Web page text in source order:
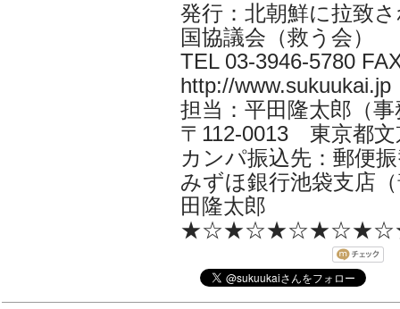
発行：北朝鮮に拉致
国協議会（救う会）
TEL 03-3946-5780
http://www.sukuukai.jp
担当：平田隆太郎（
〒112-0013 東京都文
カンパ振込先：郵便
みずほ銀行池袋支店
田隆太郎